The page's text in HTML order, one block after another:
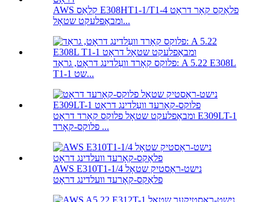
AWS קלאַס E308HT1-1/T1-4 פלאַקס קאָר דראָט
ומבאַפלעקט שטאָל...
פלוקס קאָרד וועַלדינג דראָט, גראַד: A 5.22 E308L
T1-1 שט...
ומבאַפלעקט שטאָל פלוקס קאָרד דראָט E309LT-1
פלוקס-קאָרד ...
AWS E310T1-1/4 נישט-ראַסטיק שטאָל
פלאַקס-קאָרעד וועלדינג דראָט